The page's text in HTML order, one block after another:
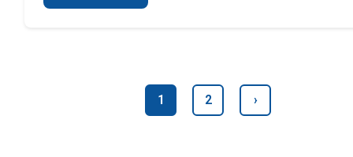
1 2 ›